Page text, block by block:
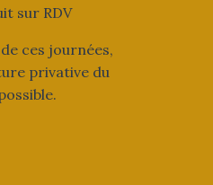
sur RDV
ces journées,
privative du